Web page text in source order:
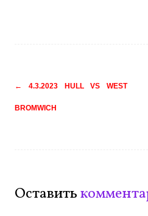
Навигация
← 4.3.2023 HULL VS WEST
BROMWICH
Оставить